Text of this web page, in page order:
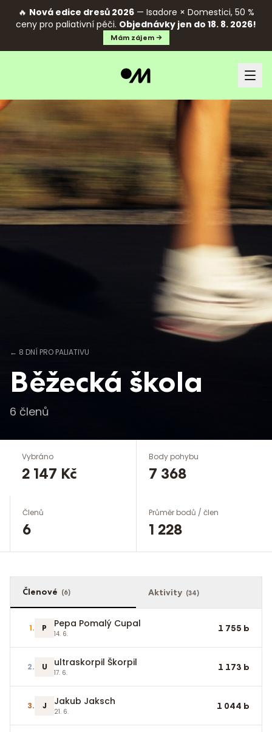
🔥 Nová edice dresů 2026— Isadore × Domestici, 50 %
ceny pro paliativní péči. Objednávky jen do 18. 8. 2026!
Mám zájem →
← 8 DNÍ PRO PALIATIVU
Běžecká škola
6 členů
Vybráno
2 147 Kč
Body pohybu
7 368
Členů
6
Průměr bodů / člen
1 228
Členové (6) Aktivity (34)
1. P Pepa Pomalý Cupal
14. 6.
1 755 b
2. U ultraskorpil Škorpil
17. 6.
1 173 b
3. J Jakub Jaksch
21. 6.
1 044 b